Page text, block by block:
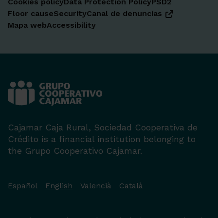
Cookies policyData Protection PolicyPSD2
Floor causeSecurityCanal de denuncias
Mapa webAccessibility
Cajamar Caja Rural, Sociedad Cooperativa de
Crédito is a financial institution belonging to
the Grupo Cooperativo Cajamar.
Español English Valencià Català